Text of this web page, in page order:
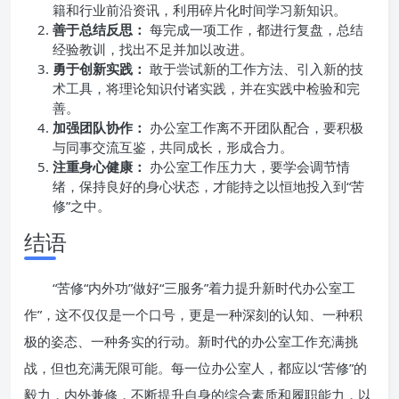
籍和行业前沿资讯，利用碎片化时间学习新知识。
善于总结反思： 每完成一项工作，都进行复盘，总结
经验教训，找出不足并加以改进。
勇于创新实践： 敢于尝试新的工作方法、引入新的技
术工具，将理论知识付诸实践，并在实践中检验和完
善。
加强团队协作： 办公室工作离不开团队配合，要积极
与同事交流互鉴，共同成长，形成合力。
注重身心健康： 办公室工作压力大，要学会调节情
绪，保持良好的身心状态，才能持之以恒地投入到“苦
修”之中。
结语
“苦修“内外功”做好“三服务”着力提升新时代办公室工
作”，这不仅仅是一个口号，更是一种深刻的认知、一种积
极的姿态、一种务实的行动。新时代的办公室工作充满挑
战，但也充满无限可能。每一位办公室人，都应以“苦修”的
毅力，内外兼修，不断提升自身的综合素质和履职能力，以